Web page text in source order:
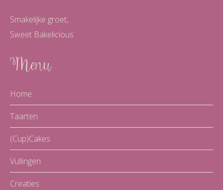
Smakelijke groet,
Sweet Bakelicious
Menu
Home
Taarten
(Cup)Cakes
Vullingen
Creaties